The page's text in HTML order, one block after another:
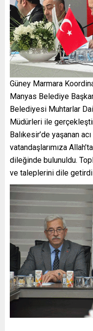
Güney Marmara
Manyas Belediye
Belediyesi Muhtarlar
Müdürleri ile
Balıkesir’de yaşanan
vatandaşlarımıza
dileğinde bulunuldu.
ve taleplerini dile